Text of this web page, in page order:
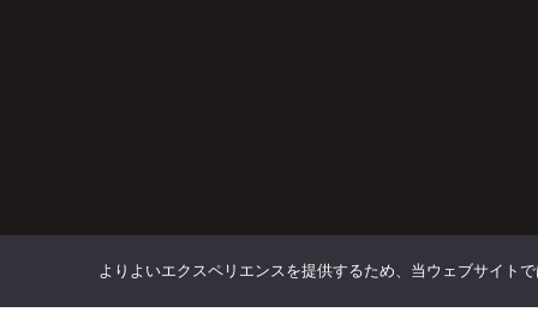
よりよいエクスペリエンスを提供するため、当ウェブサイト